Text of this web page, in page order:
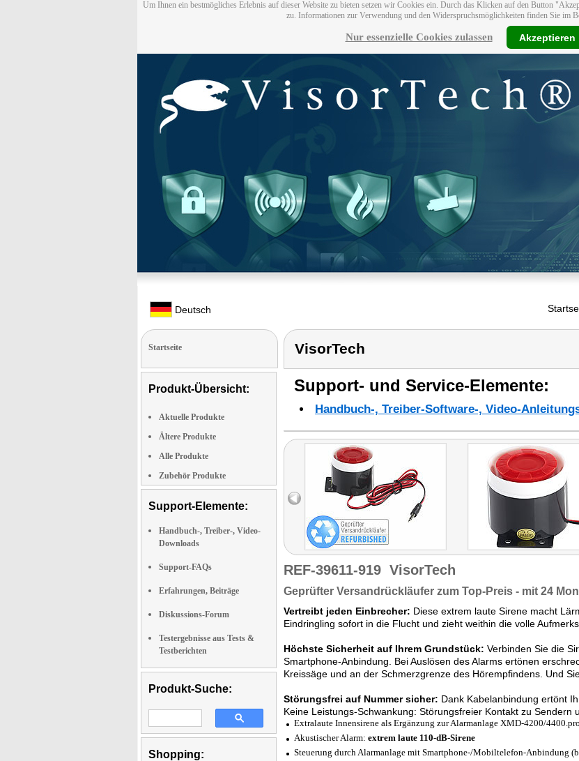
Um Ihnen ein bestmögliches Erlebnis auf dieser Website zu bieten setzen wir Cookies ein. Durch das Klicken auf den Button
zu. Informationen zur Verwendung und den Widerspruchsmöglichkeiten finden Sie im
Nur essenzielle Cookies zulassen Akzeptieren
Deutsch
Startseite
Produkt-Übersicht:
Aktuelle Produkte
Ältere Produkte
Alle Produkte
Zubehör Produkte
Support-Elemente:
Handbuch-, Treiber-, Video-
Downloads
Support-FAQs
Erfahrungen, Beiträge
Diskussions-Forum
Testergebnisse aus Tests &
Testberichten
Produkt-Suche:
Shopping:
VisorTech
Support- und Service-Elemente:
Handbuch-, Treiber-Software-, Video-
REF-39611-919 VisorTech
Geprüfter Versandrückläufer zum Top-Preis - mit 24
Vertreibt jeden Einbrecher: Diese extrem laute Sirene macht
Eindringling sofort in die Flucht und zieht weithin die volle
Höchste Sicherheit auf Ihrem Grundstück: Verbinden Sie die
Smartphone-Anbindung. Bei Auslösen des Alarms ertönen
Kreissäge und an der Schmerzgrenze des Hörempfindens. Und
Störungsfrei auf Nummer sicher: Dank Kabelanbindung ertönt
Keine Leistungs-Schwankung: Störungsfreier Kontakt zu Sendern
Extralaute Innensirene als Ergänzung zur Alarmanlage XMD-4200/
Akustischer Alarm: extrem laute 110-dB-Sirene
Steuerung durch Alarmanlage mit Smartphone-/Mobiltelefon-Anbindung